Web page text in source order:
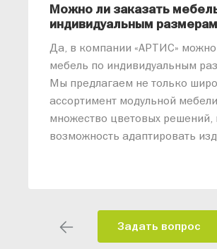
Можно ли заказать
индивидуальным
Да, в компании «АРТИС» можно
мебель по индивидуальным
Мы предлагаем не только
ассортимент модульной
множество цветовых решений,
возможность адаптировать
помещения и личные пожелания.
Благодаря современному
Задать вопрос